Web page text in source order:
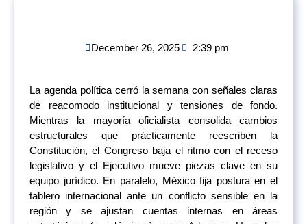
December 26, 2025 2:39 pm
La agenda política cerró la semana con señales claras
de reacomodo institucional y tensiones de fondo.
Mientras la mayoría oficialista consolida cambios
estructurales que prácticamente reescriben la
Constitución, el Congreso baja el ritmo con el receso
legislativo y el Ejecutivo mueve piezas clave en su
equipo jurídico. En paralelo, México fija postura en el
tablero internacional ante un conflicto sensible en la
región y se ajustan cuentas internas en áreas